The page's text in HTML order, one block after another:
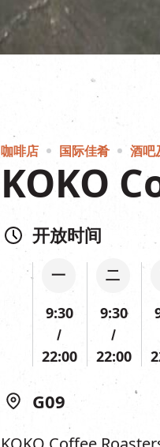
咖啡店 国际佳肴 酒吧
KOKO
开放时间
一
9:30
22:00
二
9:30
22:00
G09